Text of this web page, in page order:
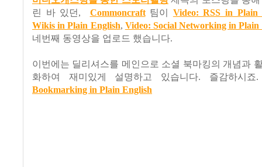
린 바 있던, Commoncraft팀이 Video: RSS in Plain
Wikis in Plain English, Video: Social Networking in Plain
네번째 동영상을 업로드 했습니다.
이번에는 딜리셔스를 메인으로 소셜 북마킹의 개념과
화하여 재미있게 설명하고 있습니다. 즐감하시
Bookmarking in Plain English